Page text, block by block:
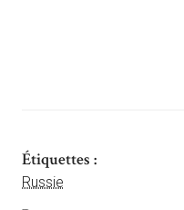
Étiquettes :
Russie